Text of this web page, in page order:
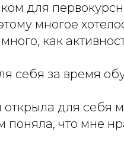
для
многое
как
себя за время
открыла для себя
что мне